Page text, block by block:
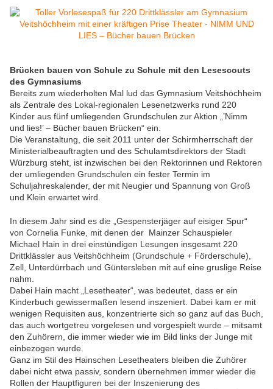
Brücken bauen von Schule zu Schule mit den Lesescouts
des Gymnasiums
Bereits zum wiederholten Mal lud das Gymnasium Veitshöchheim
als Zentrale des Lokal-regionalen Lesenetzwerks rund 220
Kinder aus fünf umliegenden Grundschulen zur Aktion „’Nimm
und lies!’ – Bücher bauen Brücken“ ein.
Die Veranstaltung, die seit 2011 unter der Schirmherrschaft der
Ministerialbeauftragten und des Schulamtsdirektors der Stadt
Würzburg steht, ist inzwischen bei den Rektorinnen und Rektoren
der umliegenden Grundschulen ein fester Termin im
Schuljahreskalender, der mit Neugier und Spannung von Groß
und Klein erwartet wird.
In diesem Jahr sind es die „Gespensterjäger auf eisiger Spur“
von Cornelia Funke, mit denen der Mainzer Schauspieler
Michael Hain in drei einstündigen Lesungen insgesamt 220
Drittklässler aus Veitshöchheim (Grundschule + Förderschule),
Zell, Unterdürrbach und Güntersleben mit auf eine gruslige Reise
nahm.
Dabei Hain macht „Lesetheater“, was bedeutet, dass er ein
Kinderbuch gewissermaßen lesend inszeniert. Dabei kam er mit
wenigen Requisiten aus, konzentrierte sich so ganz auf das Buch,
das auch wortgetreu vorgelesen und vorgespielt wurde – mitsamt
den Zuhörern, die immer wieder wie im Bild links der Junge mit
einbezogen wurde.
Ganz im Stil des Hainschen Lesetheaters bleiben die Zuhörer
dabei nicht etwa passiv, sondern übernehmen immer wieder die
Rollen der Hauptfiguren bei der Inszenierung des